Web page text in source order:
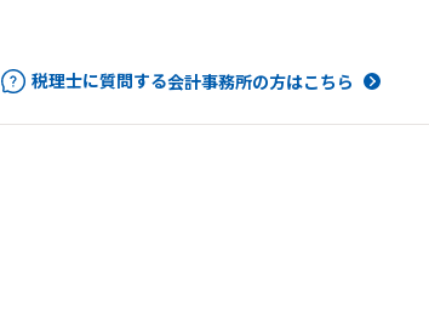
税理士に質問する会計事務所の方はこちら